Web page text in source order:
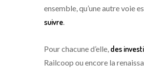
ensemble, qu’une autre voie
suivre.
Pour chacune d’elle, des
Railcoop ou encore la